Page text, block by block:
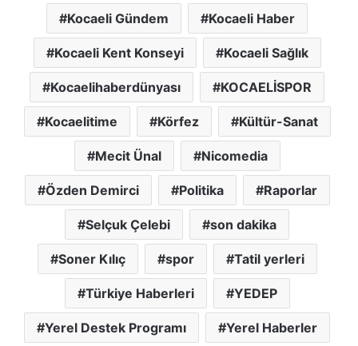
Kocaeli Gündem Kocaeli Haber
Kocaeli Kent Konseyi Kocaeli Sağlık
Kocaelihaberdünyası KOCAELİSPOR
Kocaelitime Körfez Kültür-Sanat
Mecit Ünal Nicomedia
Özden Demirci Politika Raporlar
Selçuk Çelebi son dakika
Soner Kılıç spor Tatil yerleri
Türkiye Haberleri YEDEP
Yerel Destek Programı Yerel Haberler